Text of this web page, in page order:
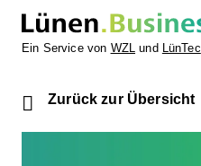
Ein Service von WZL und LünTec
Zurück zur Übersicht